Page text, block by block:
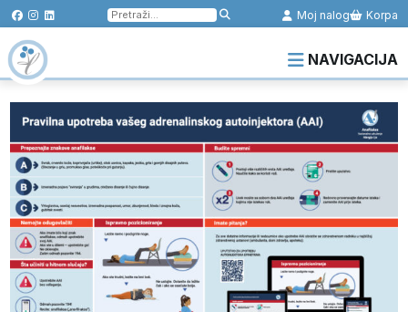
Pretraga
za:
Moj nalog Korpa
NAVIGACIJA